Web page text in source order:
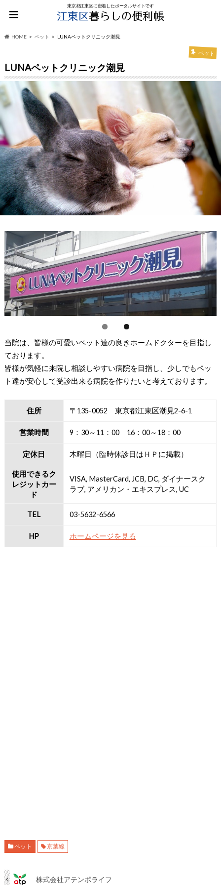
東京都江東区に密着したポータルサイトです
HOME ペット LUNAペットクリニック潮見
ペット
LUNAペットクリニック潮見
当院は、皆様の可愛いペット達の良きホームドクターを目指し
ております。
皆様が気軽に来院し相談しやすい病院を目指し、少しでもペッ
ト達が安心して受診出来る病院を作りたいと考えております。
住所 〒135-0052 東京都江東区潮見2-6-1
営業時間 9：30～11：00 16：00～18：00
定休日 木曜日（臨時休診日はＨＰに掲載）
使用できるク
レジットカー
ド
VISA, MasterCard, JCB, DC, ダイナースク
ラブ, アメリカン・エキスプレス, UC
TEL 03-5632-6566
HP ホームページを見る
ペット 京葉線
株式会社アテンポライフ